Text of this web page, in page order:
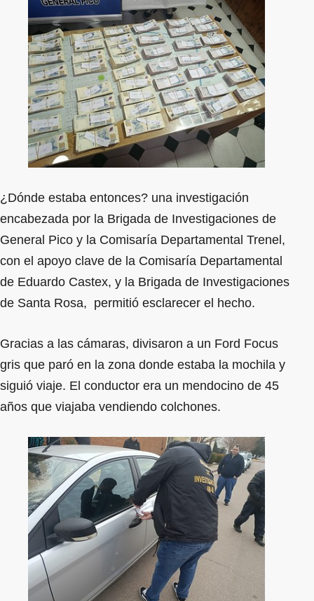
¿Dónde estaba entonces? una investigación
encabezada por la Brigada de Investigaciones de
General Pico y la Comisaría Departamental Trenel,
con el apoyo clave de la Comisaría Departamental
de Eduardo Castex, y la Brigada de Investigaciones
de Santa Rosa, permitió esclarecer el hecho.
Gracias a las cámaras, divisaron a un Ford Focus
gris que paró en la zona donde estaba la mochila y
siguió viaje. El conductor era un mendocino de 45
años que viajaba vendiendo colchones.